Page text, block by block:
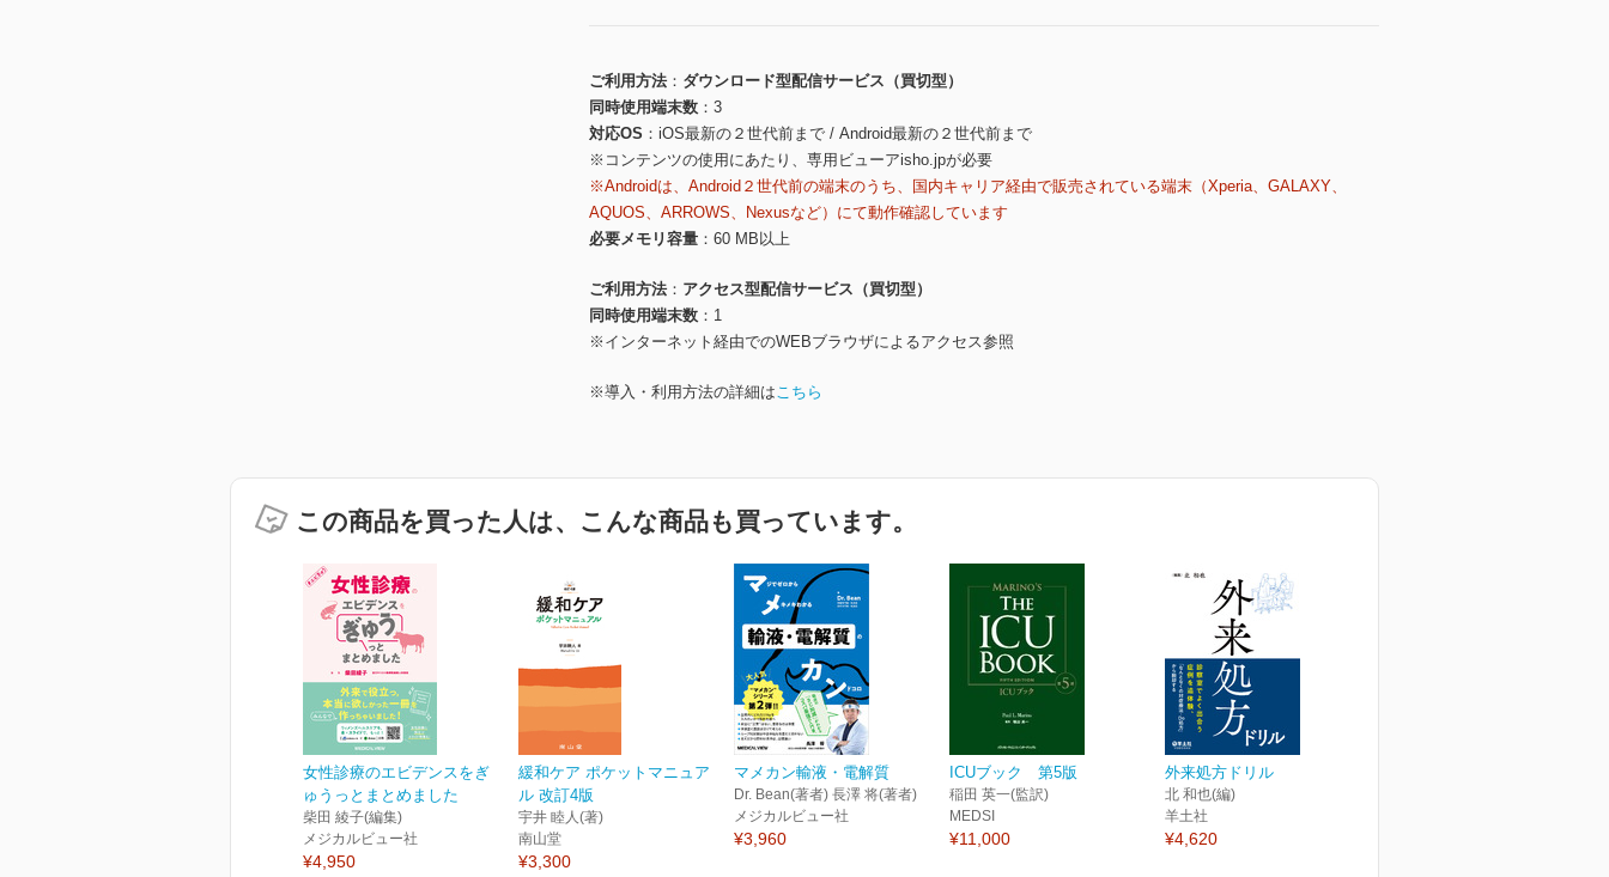
ご利用方法
ダウンロード型配信サービス（買切型）
同時使用端末数
3
対応OS
iOS最新の２世代前まで / Android最新の２世代前まで
※コンテンツの使用にあたり、専用ビューアisho.jpが必要
※Androidは、Android２世代前の端末のうち、国内キャリア経由で販売されている端末（Xperia、GALAXY、
AQUOS、ARROWS、Nexusなど）にて動作確認しています
必要メモリ容量
60 MB以上
ご利用方法
アクセス型配信サービス（買切型）
同時使用端末数
1
※インターネット経由でのWEBブラウザによるアクセス参照
※導入・利用方法の詳細はこちら
この商品を買った人は、こんな商品も買っています。
女性診療のエビデンスをぎ
ゅうっとまとめました
柴⽥ 綾⼦(編集)
メジカルビュー社
¥4,950
緩和ケア ポケットマニュア
ル 改訂4版
宇井 睦人(著)
南山堂
¥3,300
マメカン輸液・電解質
Dr. Bean(著者) 長澤 将(著者)
メジカルビュー社
¥3,960
ICUブック 第5版
稲田 英一(監訳)
MEDSI
¥11,000
外来処方ドリル
北 和也(編)
羊土社
¥4,620